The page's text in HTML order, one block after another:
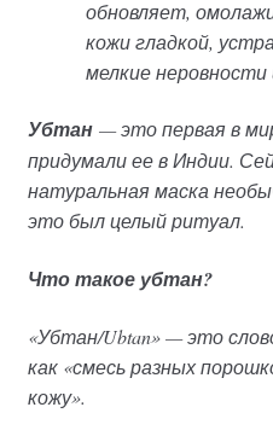
обновляет,
кожи гладкой,
мелкие
Убтан— это первая в
придумали ее в Индии.
натуральная маска
это был целый ритуал.
Что такое убтан?
«Убтан/Ubtan» — это
как «смесь разных
кожу».